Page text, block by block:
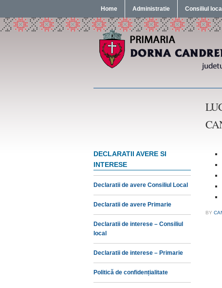
Home Administratie Consiliul local
DECLARATII AVERE SI
INTERESE
Declaratii de avere Consiliul Local
Declaratii de avere Primarie
Declaratii de interese – Consiliul
local
Declaratii de interese – Primarie
Politică de confidențialitate
BY